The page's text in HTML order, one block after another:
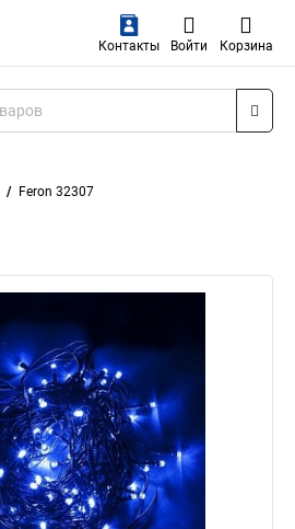
Контакты Войти Корзина
Feron 32307